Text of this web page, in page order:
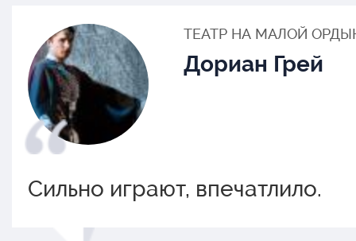
ТЕАТР НА МАЛОЙ
Дориан Грей
Сильно играют, впечатлило.